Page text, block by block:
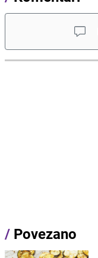
/ Povezano